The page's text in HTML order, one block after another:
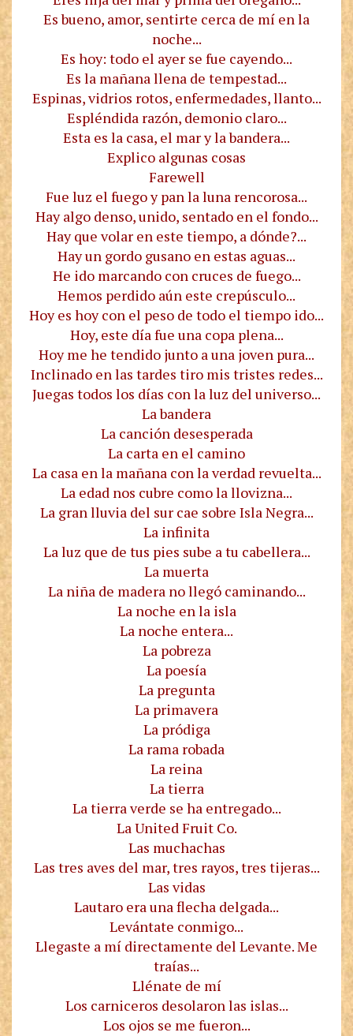
Es bueno, amor, sentirte cerca de mí en la
noche...
Es hoy: todo el ayer se fue cayendo...
Es la mañana llena de tempestad...
Espinas, vidrios rotos, enfermedades, llanto...
Espléndida razón, demonio claro...
Esta es la casa, el mar y la bandera...
Explico algunas cosas
Farewell
Fue luz el fuego y pan la luna rencorosa...
Hay algo denso, unido, sentado en el fondo...
Hay que volar en este tiempo, a dónde?...
Hay un gordo gusano en estas aguas...
He ido marcando con cruces de fuego...
Hemos perdido aún este crepúsculo...
Hoy es hoy con el peso de todo el tiempo ido...
Hoy, este día fue una copa plena...
Hoy me he tendido junto a una joven pura...
Inclinado en las tardes tiro mis tristes redes...
Juegas todos los días con la luz del universo...
La bandera
La canción desesperada
La carta en el camino
La casa en la mañana con la verdad revuelta...
La edad nos cubre como la llovizna...
La gran lluvia del sur cae sobre Isla Negra...
La infinita
La luz que de tus pies sube a tu cabellera...
La muerta
La niña de madera no llegó caminando...
La noche en la isla
La noche entera...
La pobreza
La poesía
La pregunta
La primavera
La pródiga
La rama robada
La reina
La tierra
La tierra verde se ha entregado...
La United Fruit Co.
Las muchachas
Las tres aves del mar, tres rayos, tres tijeras...
Las vidas
Lautaro era una flecha delgada...
Levántate conmigo...
Llegaste a mí directamente del Levante. Me
traías...
Llénate de mí
Los carniceros desolaron las islas...
Los ojos se me fueron...